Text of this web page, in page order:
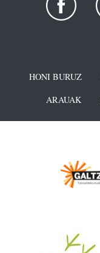
HONI BURUZ
ARAUAK